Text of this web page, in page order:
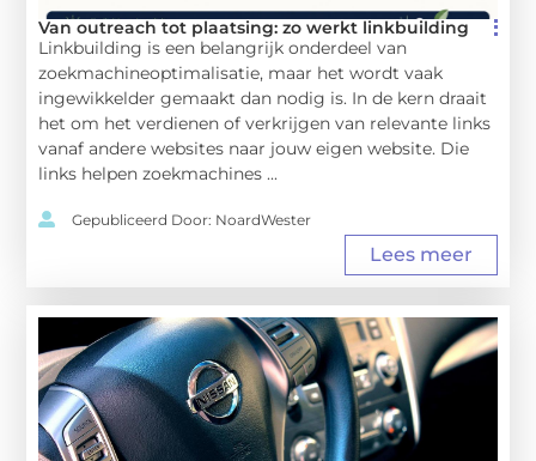
Van outreach tot plaatsing: zo werkt linkbuilding
Linkbuilding is een belangrijk onderdeel van
zoekmachineoptimalisatie, maar het wordt vaak
ingewikkelder gemaakt dan nodig is. In de kern draait
het om het verdienen of verkrijgen van relevante links
vanaf andere websites naar jouw eigen website. Die
links helpen zoekmachines ...
Gepubliceerd Door: NoardWester
Lees meer